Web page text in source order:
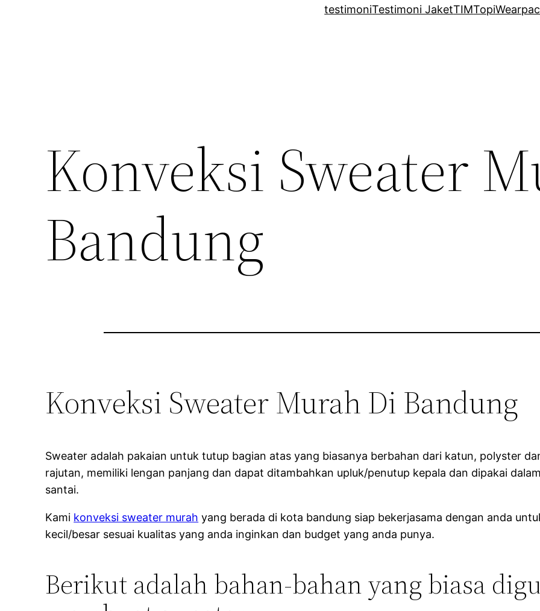
testimoniTestimoni JaketTIMTopi
Konveksi Sweater
Bandung
Konveksi Sweater Murah Di Bandung
Sweater adalah pakaian untuk tutup bagian atas yang biasanya berbahan dari katun, polyster
rajutan, memiliki lengan panjang dan dapat ditambahkan upluk/penutup kepala dan dipakai
santai.
Kami konveksi sweater murah yang berada di kota bandung siap bekerjasama dengan anda
kecil/besar sesuai kualitas yang anda inginkan dan budget yang anda punya.
Berikut adalah bahan-bahan yang biasa